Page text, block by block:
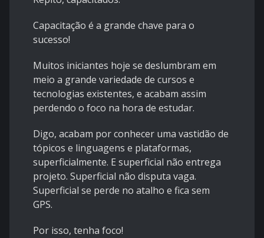
Capacitação é a grande chave para o
sucesso!
Muitos iniciantes hoje se deslumbram em
meio a grande variedade de cursos e
tecnologias existentes, e acabam assim
perdendo o foco na hora de estudar.
Digo, acabam por conhecer uma vastidão de
tópicos e linguagens e plataformas,
superficialmente. E superficial não entrega
projeto. Superficial não disputa vaga.
Superficial se perde no atalho e fica sem
GPS.
Por isso, tenha foco!